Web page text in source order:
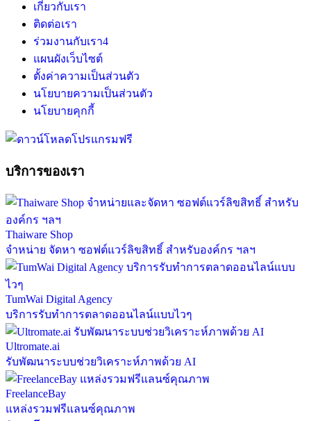
เกี่ยวกับเรา
ติดต่อเรา
ร่วมงานกับเรา4
แผนผังเว็บไซต์
ตั้งค่าความเป็นส่วนตัว
นโยบายความเป็นส่วนตัว
นโยบายคุกกี้
บริการของเรา
Thaiware Shop
จำหน่าย จัดหา ซอฟต์แวร์ลิขสิทธิ์ สำหรับองค์กร ฯลฯ
TumWai Digital Agency
บริการรับทำการตลาดออนไลน์แบบไวๆ
Ultromate.ai
รับพัฒนาระบบช่วยวิเคราะห์ภาพด้วย AI
FreelanceBay
แหล่งรวมฟรีแลนซ์คุณภาพ